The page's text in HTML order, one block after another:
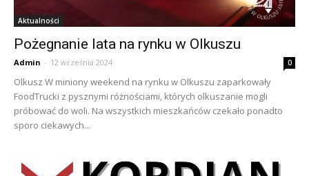
Aktualności
Pożegnanie lata na rynku w Olkuszu
Admin - 12 września 2024 0
Olkusz W miniony weekend na rynku w Olkuszu zaparkowały
FoodTrucki z pysznymi różnościami, których olkuszanie mogli
próbować do woli. Na wszystkich mieszkańców czekało ponadto
sporo ciekawych...